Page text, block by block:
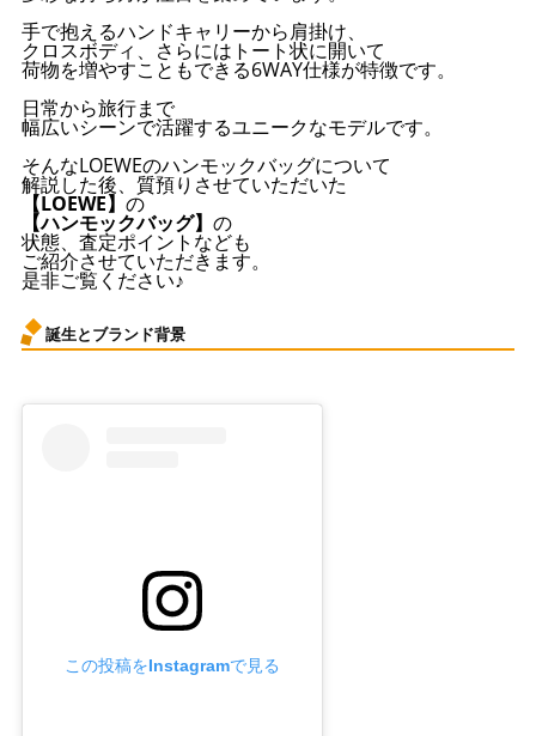
手で抱えるハンドキャリーから肩掛け、
クロスボディ、さらにはトート状に開いて
荷物を増やすこともできる6WAY仕様が特徴です。
日常から旅行まで
幅広いシーンで活躍するユニークなモデルです。
そんなLOEWEのハンモックバッグについて
解説した後、質預りさせていただいた
【LOEWE】 の
【ハンモックバッグ】 の
状態、査定ポイントなども
ご紹介させていただきます。
是非ご覧ください♪
誕生とブランド背景
この投稿をInstagramで見る